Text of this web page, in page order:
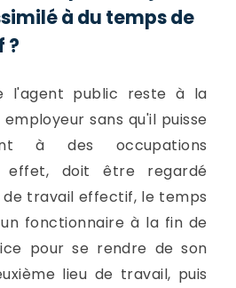
à du temps de
?
l'agent public reste à la
sans qu'il puisse
à des occupations
effet, doit être regardé
travail effectif, le temps
fonctionnaire à la fin de
pour se rendre de son
lieu de travail, puis